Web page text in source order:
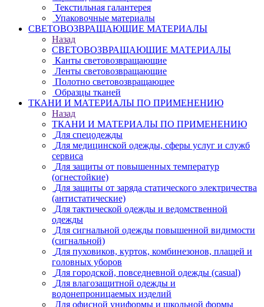
Текстильная галантерея
Упаковочные материалы
СВЕТОВОЗВРАЩАЮЩИЕ МАТЕРИАЛЫ
Назад
СВЕТОВОЗВРАЩАЮЩИЕ МАТЕРИАЛЫ
Канты световозвращающие
Ленты световозвращающие
Полотно световозвращающее
Образцы тканей
ТКАНИ И МАТЕРИАЛЫ ПО ПРИМЕНЕНИЮ
Назад
ТКАНИ И МАТЕРИАЛЫ ПО ПРИМЕНЕНИЮ
Для спецодежды
Для медицинской одежды, сферы услуг и служб
сервиса
Для защиты от повышенных температур
(огнестойкие)
Для защиты от заряда статического электричества
(антистатические)
Для тактической одежды и ведомственной
одежды
Для сигнальной одежды повышенной видимости
(сигнальной)
Для пуховиков, курток, комбинезонов, плащей и
головных уборов
Для городской, повседневной одежды (casual)
Для влагозащитной одежды и
водонепроницаемых изделий
Для офисной униформы и школьной формы